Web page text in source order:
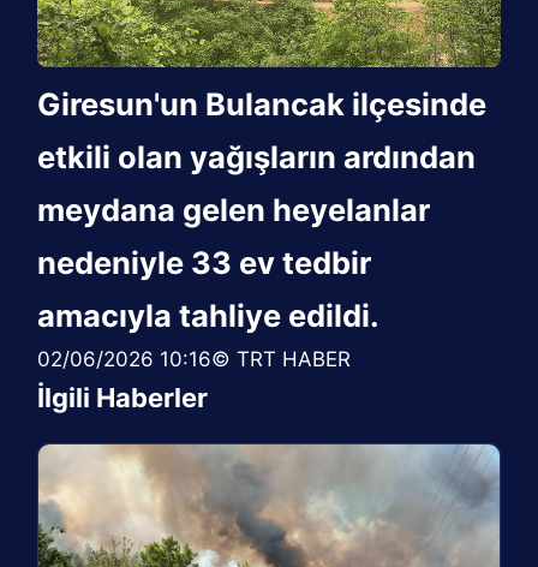
Giresun'un Bulancak ilçesinde
etkili olan yağışların ardından
meydana gelen heyelanlar
nedeniyle 33 ev tedbir
amacıyla tahliye edildi.
02/06/2026 10:16© TRT HABER
İlgili Haberler